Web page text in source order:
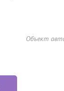
Объект